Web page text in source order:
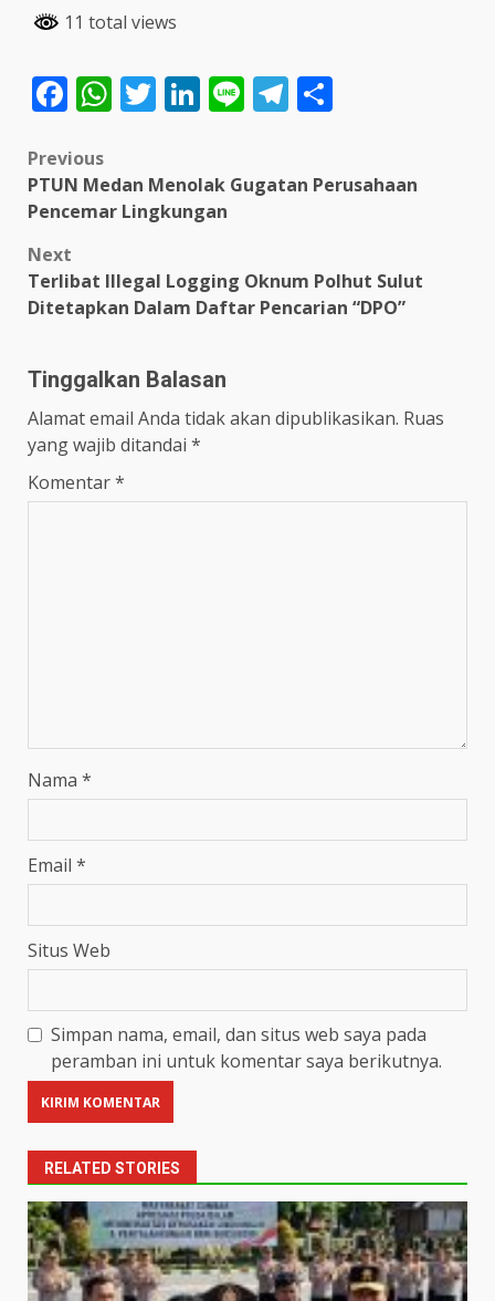
11 total views
Facebook
WhatsApp
Twitter
LinkedIn
LineTelegram
Post
navigation
Previous
PTUN Medan Menolak Gugatan Perusahaan
Pencemar Lingkungan
Next
Terlibat Illegal Logging Oknum Polhut Sulut
Ditetapkan Dalam Daftar Pencarian “DPO”
Tinggalkan Balasan
Alamat email Anda tidak akan dipublikasikan. Ruas
yang wajib ditandai *
Komentar*
Nama *
Email *
Situs Web
Simpan nama, email, dan situs web saya pada
peramban ini untuk komentar saya berikutnya.
RELATED STORIES